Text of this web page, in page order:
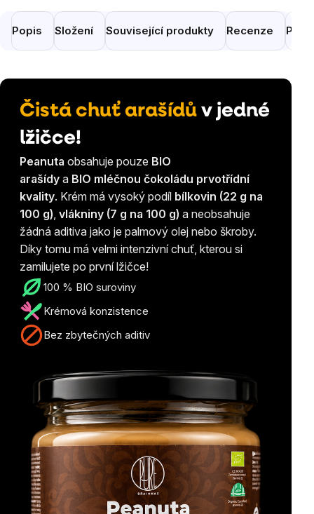
Popis Složení Související produkty Recenze
Čistá chuť arašídů v jedné
lžičce!
Peanuta obsahuje pouze BIO
arašídy a BIO mléčnou čokoládu prvotřídní
kvality. Krém má vysoký podíl bílkovin (22 g na
100 g), vlákniny (7 g na 100 g) a neobsahuje
žádná aditiva jako je palmový olej nebo škroby.
Díky tomu má velmi intenzivní chuť, kterou si
zamilujete po první lžičce!
100 % BIO suroviny
Krémová konzistence
Bez zbytečných aditiv